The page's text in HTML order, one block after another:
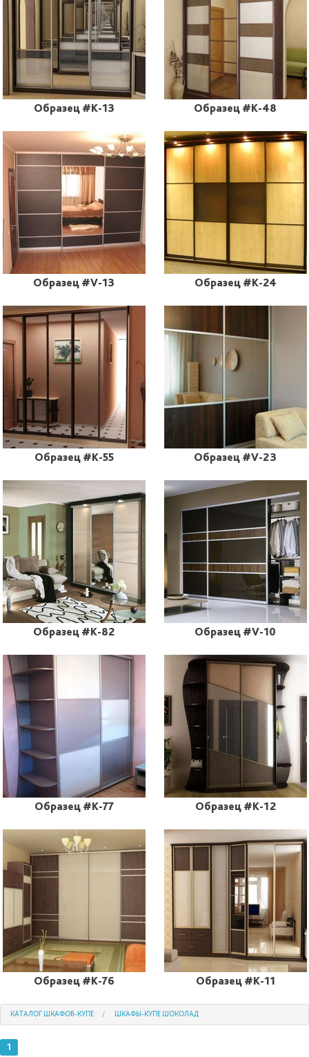
Образец #K-13 Образец #K-48
Образец #V-13 Образец #K-24
Образец #K-55 Образец #V-23
Образец #K-82 Образец #V-10
Образец #K-77 Образец #K-12
Образец #K-76 Образец #K-11
КАТАЛОГ ШКАФОВ-КУПЕ ШКАФЫ-КУПЕ ШОКОЛАД
1